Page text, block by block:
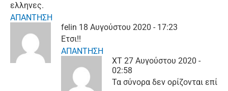
ελληνες.
ΑΠΑΝΤΗΣΗ
felin 18 Αυγούστου 2020 - 17:23
Ετσι!!
ΑΠΑΝΤΗΣΗ
ΧΤ 27 Αυγούστου 2020 -
02:58
Τα σύνορα δεν ορίζονται επί